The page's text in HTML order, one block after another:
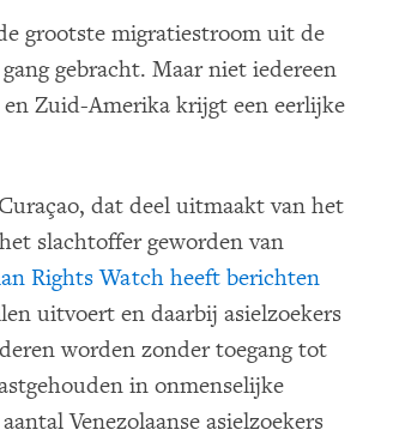
grootste migratiestroom uit de
gebracht. Maar niet iedereen
Zuid-Amerika krijgt een eerlijke
dat deel uitmaakt van het
slachtoffer geworden van
Rights Watch heeft berichten
uitvoert en daarbij asielzoekers
worden zonder toegang tot
in onmenselijke
Venezolaanse asielzoekers